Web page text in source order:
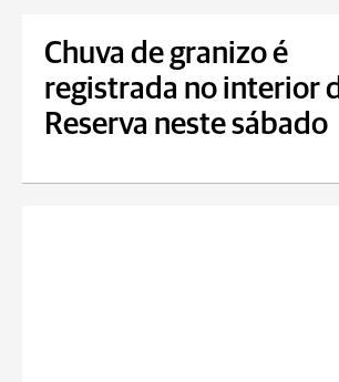
Chuva de granizo é
registrada no interior
Reserva neste sábado